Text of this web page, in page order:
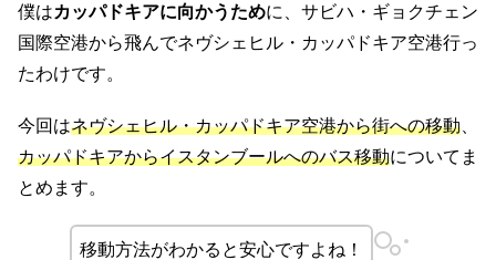
僕はカッパドキアに向かうために、サビハ・ギョクチェン
国際空港から飛んでネヴシェヒル・カッパドキア空港行っ
たわけです。
今回はネヴシェヒル・カッパドキア空港から街への移動
カッパドキアからイスタンブールへのバス移動についてま
とめます。
移動方法がわかると安心ですよね！